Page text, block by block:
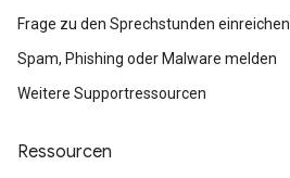
Frage zu den Sprechstunden einreichen
Spam, Phishing oder Malware melden
Weitere Supportressourcen
Ressourcen